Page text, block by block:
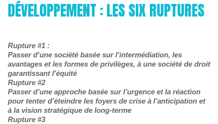
DÉVELOPPEMENT : LES SIX RUPTURES
Rupture #1 :
Passer d'une société basée sur l'intermédiation, les
avantages et les formes de privilèges, à une société de droit
garantissant l'équité
Rupture #2
Passer d’une approche basée sur l’urgence et la réaction
pour tenter d’éteindre les foyers de crise à l’anticipation et
à la vision stratégique de long-terme
Rupture #3